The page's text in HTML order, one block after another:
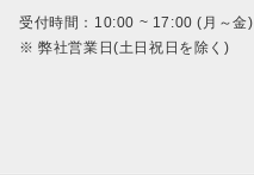
受付時間：10:00 ~ 17:00 (月～金)
※ 弊社営業日(土日祝日を除く)